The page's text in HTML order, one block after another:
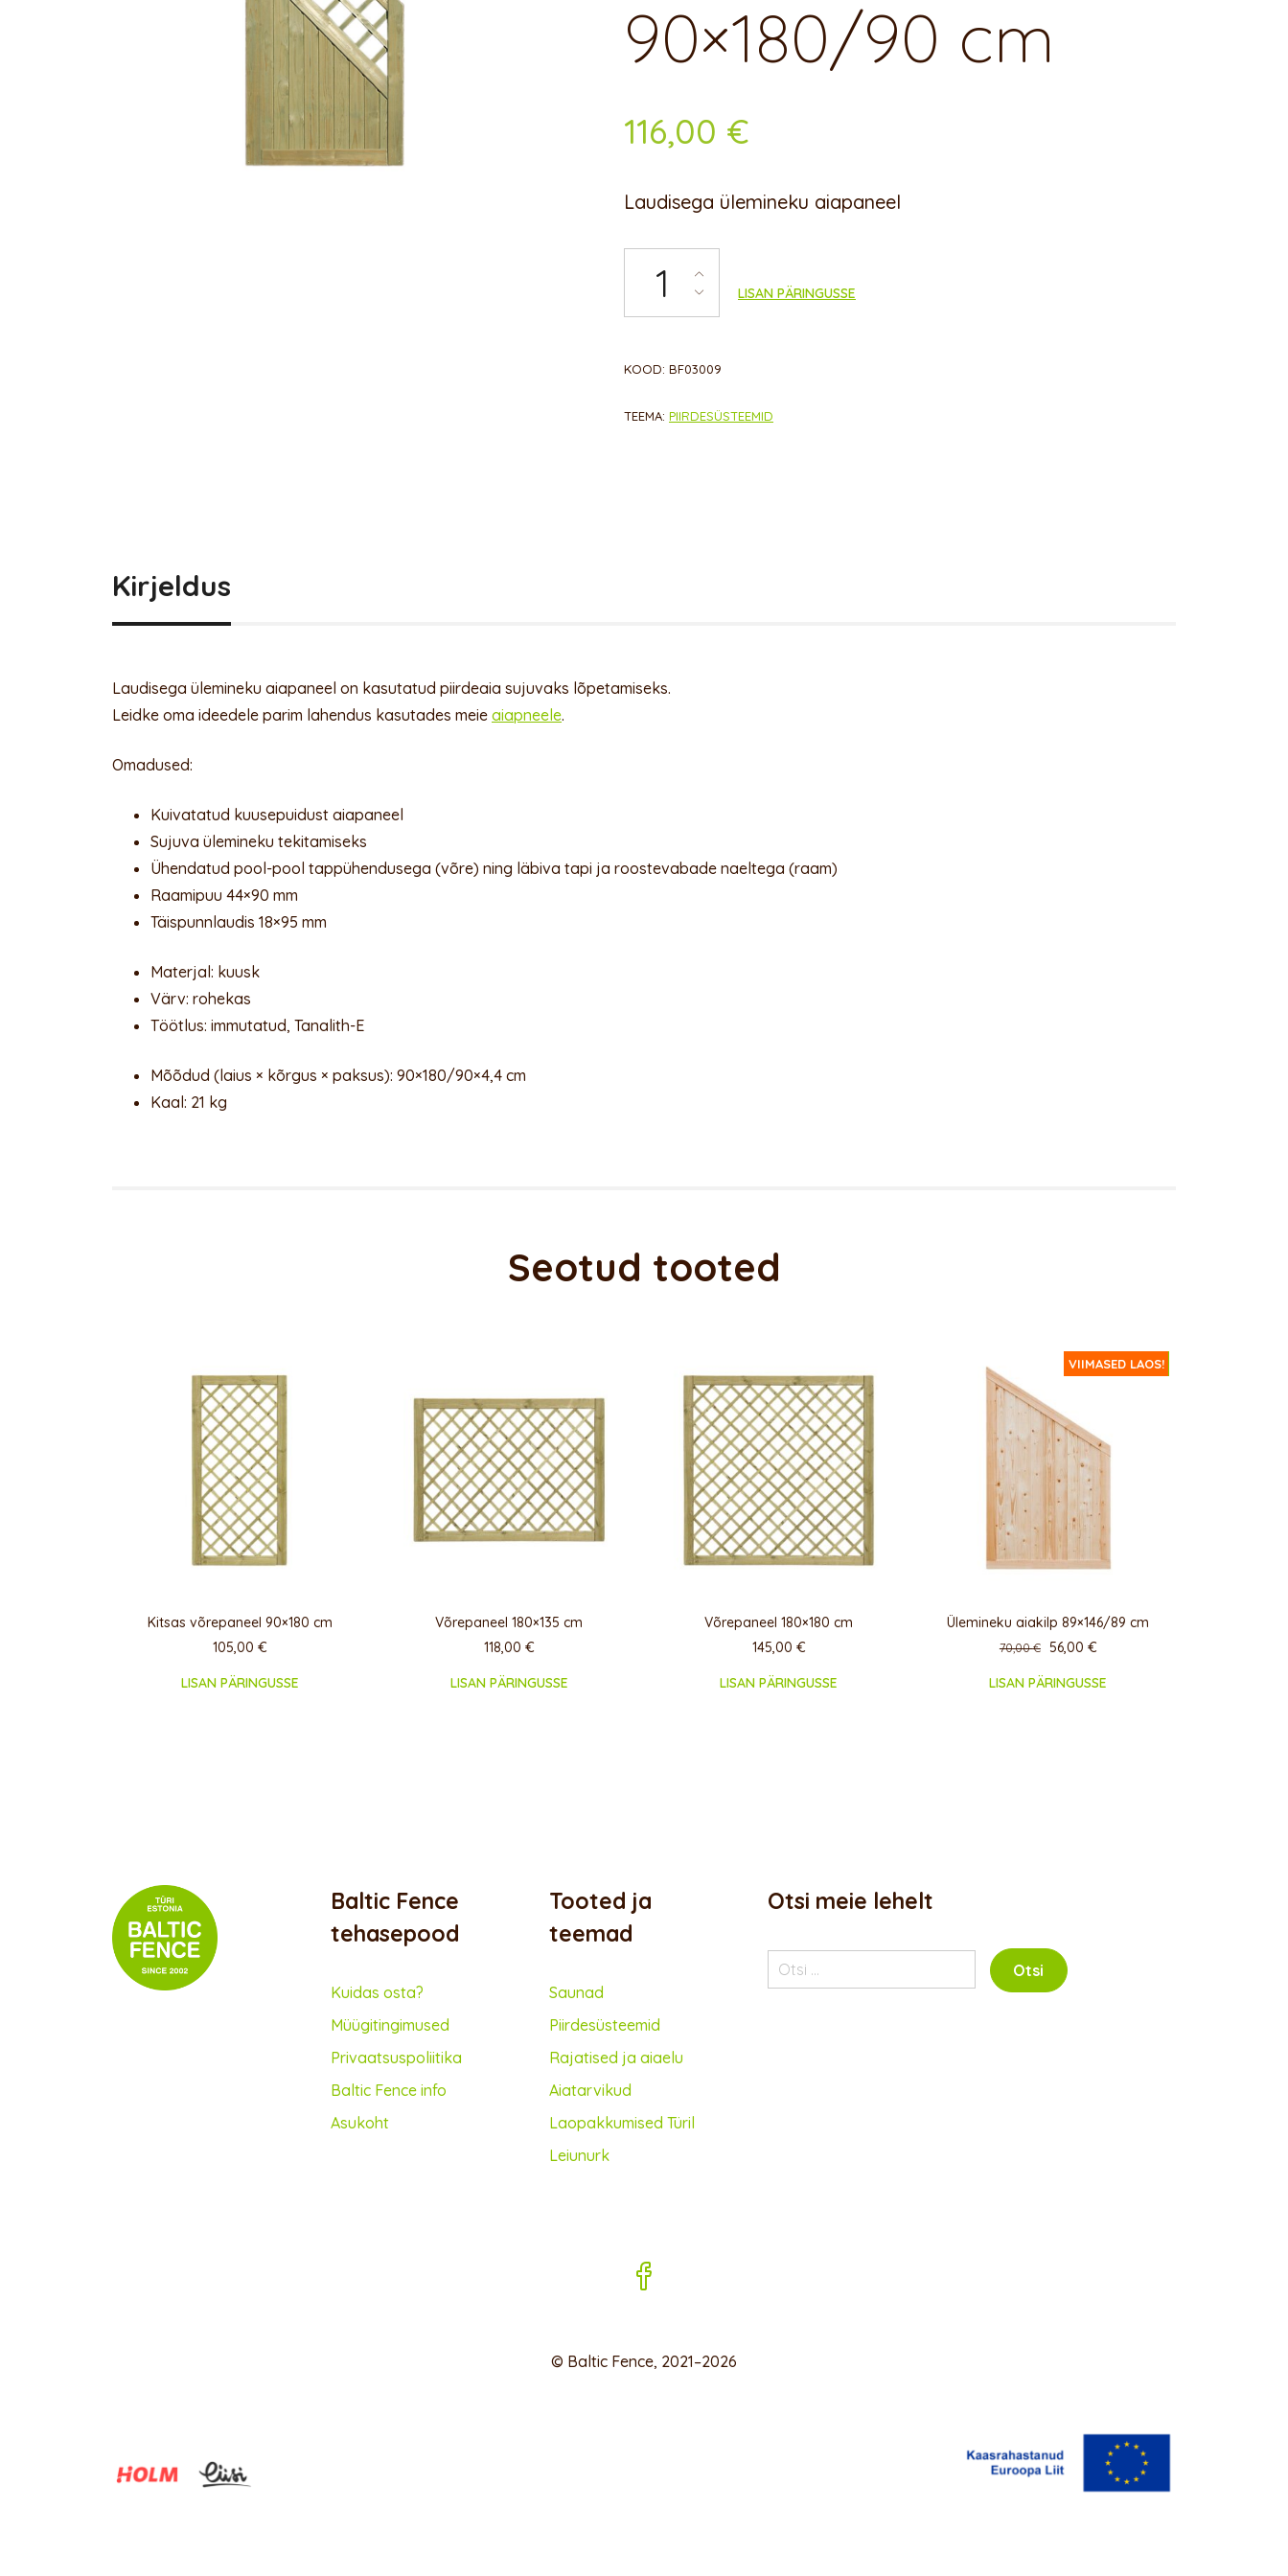
90×180/90 cm
116,00 €
Laudisega ülemineku aiapaneel
LISAN PÄRINGUSSE
KOOD: BF03009
TEEMA: PIIRDE­SÜSTEEMID
Kirjeldus
Laudisega ülemineku aiapaneel on kasutatud piirdeaia sujuvaks lõpetamiseks.
Leidke oma ideedele parim lahendus kasutades meie aiapneele.
Omadused:
Kuivatatud kuusepuidust aiapaneel
Sujuva ülemineku tekitamiseks
Ühendatud pool-pool tappühendusega (võre) ning läbiva tapi ja roostevabade naeltega (raam)
Raamipuu 44×90 mm
Täispunnlaudis 18×95 mm
Materjal: kuusk
Värv: rohekas
Töötlus: immutatud, Tanalith-E
Mõõdud (laius × kõrgus × paksus): 90×180/90×4,4 cm
Kaal: 21 kg
Seotud tooted
Kitsas võrepaneel 90×180 cm
105,00 €
LISAN PÄRINGUSSE
Võrepaneel 180×135 cm
118,00 €
LISAN PÄRINGUSSE
Võrepaneel 180×180 cm
145,00 €
LISAN PÄRINGUSSE
ERIPAKKUMINE!
VIIMASED LAOS!
Ülemineku aiakilp 89×146/89 cm
70,00€ 56,00 €
LISAN PÄRINGUSSE
Baltic Fence
tehasepood
Kuidas osta?
Müügitingimused
Privaatsus­poliitika
Baltic Fence info
Asukoht
Tooted ja
teemad
Saunad
Piirdesüsteemid
Rajatised ja aiaelu
Aiatarvikud
Lao­pakkumised Türil
Leiunurk
Otsi meie lehelt
Otsi:
© Baltic Fence, 2021–2026